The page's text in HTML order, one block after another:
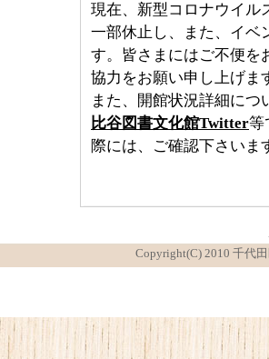
現在、新型コロナウイル
一部休止し、また、イベ
す。皆さまにはご不便を
協力をお願い申し上げま
また、開館状況詳細につ
比谷図書文化館Twitter等
際には、ご確認下さいま
Copyright(C) 2010 千代